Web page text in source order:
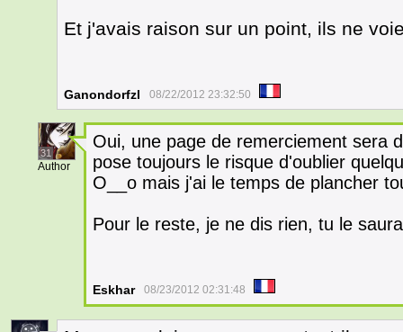
Et j'avais raison sur un point, ils ne
Ganondorfzl 08/22/2012 23:32:50
31
Author
Oui, une page de remerciement sera
pose toujours le risque d'oublier
O__o mais j'ai le temps de plancher
Pour le reste, je ne dis rien, tu le
Eskhar 08/23/2012 02:31:48